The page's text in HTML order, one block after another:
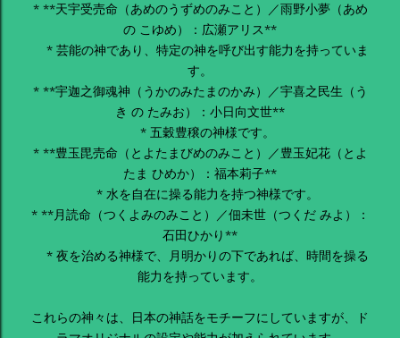
* **天宇受売命（あめのうずめのみこと）／雨野小夢（あめ
の こゆめ）：広瀬アリス**
* 芸能の神であり、特定の神を呼び出す能力を持っていま
す。
* **宇迦之御魂神（うかのみたまのかみ）／宇喜之民生（う
き の たみお）：小日向文世**
* 五穀豊穣の神様です。
* **豊玉毘売命（とよたまびめのみこと）／豊玉妃花（とよ
たま ひめか）：福本莉子**
* 水を自在に操る能力を持つ神様です。
* **月読命（つくよみのみこと）／佃未世（つくだ みよ）：
石田ひかり**
* 夜を治める神様で、月明かりの下であれば、時間を操る
能力を持っています。
これらの神々は、日本の神話をモチーフにしていますが、ド